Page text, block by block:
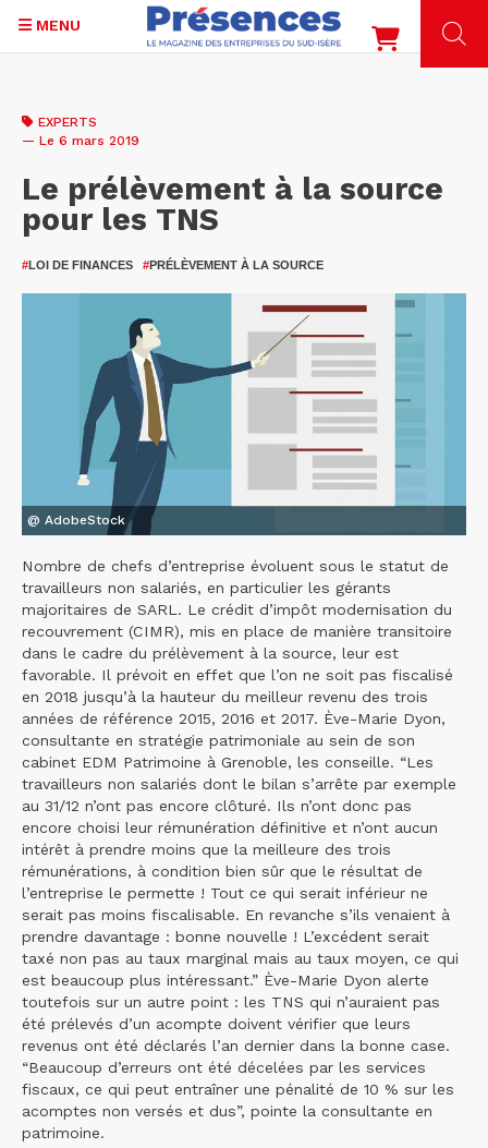
contenu
MENU
EXPERTS
— Le 6 mars 2019
Le prélèvement à la source
pour les TNS
#LOI DE FINANCES #PRÉLÈVEMENT À LA SOURCE
@ AdobeStock
Nombre de chefs d’entreprise évoluent sous le statut de
travailleurs non salariés, en particulier les gérants
majoritaires de SARL. Le crédit d’impôt modernisation du
recouvrement (CIMR), mis en place de manière transitoire
dans le cadre du prélèvement à la source, leur est
favorable. Il prévoit en effet que l’on ne soit pas fiscalisé
en 2018 jusqu’à la hauteur du meilleur revenu des trois
années de référence 2015, 2016 et 2017. Ève-Marie Dyon,
consultante en stratégie patrimoniale au sein de son
cabinet EDM Patrimoine à Grenoble, les conseille. “Les
travailleurs non salariés dont le bilan s’arrête par exemple
au 31/12 n’ont pas encore clôturé. Ils n’ont donc pas
encore choisi leur rémunération définitive et n’ont aucun
intérêt à prendre moins que la meilleure des trois
rémunérations, à condition bien sûr que le résultat de
l’entreprise le permette ! Tout ce qui serait inférieur ne
serait pas moins fiscalisable. En revanche s’ils venaient à
prendre davantage : bonne nouvelle ! L’excédent serait
taxé non pas au taux marginal mais au taux moyen, ce qui
est beaucoup plus intéressant.” Ève-Marie Dyon alerte
toutefois sur un autre point : les TNS qui n’auraient pas
été prélevés d’un acompte doivent vérifier que leurs
revenus ont été déclarés l’an dernier dans la bonne case.
“Beaucoup d’erreurs ont été décelées par les services
fiscaux, ce qui peut entraîner une pénalité de 10 % sur les
acomptes non versés et dus”, pointe la consultante en
patrimoine.